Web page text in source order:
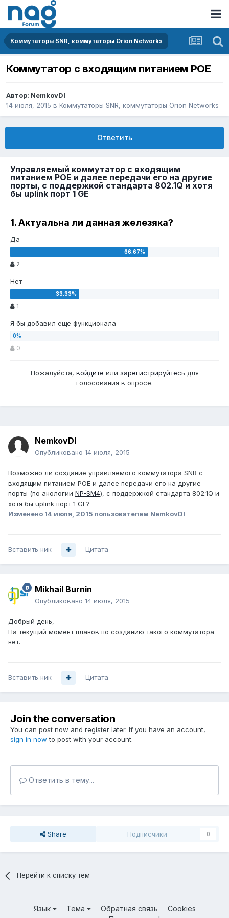
Коммутаторы SNR, коммутаторы Orion Networks
Коммутатор с входящим питанием POE
Автор: NemkovDI
14 июля, 2015 в Коммутаторы SNR, коммутаторы Orion Networks
Ответить
Управляемый коммутатор с входящим
питанием POE и далее передачи его на другие
порты, с поддержкой стандарта 802.1Q и хотя
бы uplink порт 1 GE
1. Актуальна ли данная железяка?
Да
2
Нет
1
Я бы добавил еще функционала
0
Пожалуйста, войдите или зарегистрируйтесь для
голосования в опросе.
NemkovDI
Опубликовано 14 июля, 2015
Возможно ли создание управляемого коммутатора SNR с
входящим питанием POE и далее передачи его на другие
порты (по анологии NP-SM4), с поддержкой стандарта 802.1Q и
хотя бы uplink порт 1 GE?
Изменено 14 июля, 2015 пользователем NemkovDI
Вставить ник Цитата
Mikhail Burnin
Опубликовано 14 июля, 2015
Добрый день,
На текущий момент планов по созданию такого коммутатора
нет.
Вставить ник Цитата
Join the conversation
You can post now and register later. If you have an account,
sign in now to post with your account.
Ответить в тему...
Share Подписчики 0
Перейти к списку тем
Язык Тема Обратная связь
Cookies